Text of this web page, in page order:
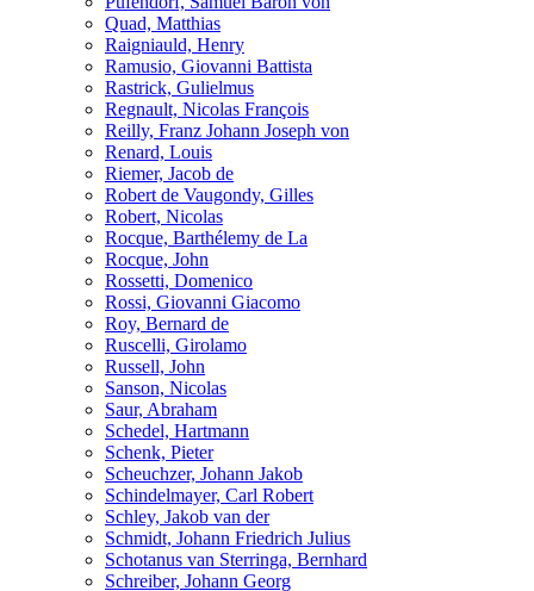
Quad, Matthias
Raigniauld, Henry
Ramusio, Giovanni Battista
Rastrick, Gulielmus
Regnault, Nicolas François
Reilly, Franz Johann Joseph von
Renard, Louis
Riemer, Jacob de
Robert de Vaugondy, Gilles
Robert, Nicolas
Rocque, Barthélemy de La
Rocque, John
Rossetti, Domenico
Rossi, Giovanni Giacomo
Roy, Bernard de
Ruscelli, Girolamo
Russell, John
Sanson, Nicolas
Saur, Abraham
Schedel, Hartmann
Schenk, Pieter
Scheuchzer, Johann Jakob
Schindelmayer, Carl Robert
Schley, Jakob van der
Schmidt, Johann Friedrich Julius
Schotanus van Sterringa, Bernhard
Schreiber, Johann Georg